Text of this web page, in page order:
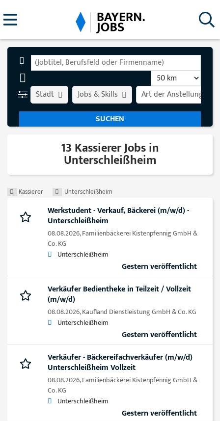
Stadt Art der Anstellung
Jobs & Skills
13 Kassierer Jobs in
Unterschleißheim
Kassierer Unterschleißheim
Werkstudent - Verkauf, Bäckerei (m/w/d) -
Unterschleißheim
08.08.2026,Familienbäckerei Kistenpfennig GmbH &
Co. KG
Unterschleißheim
Gestern veröffentlicht
Verkäufer Bedientheke in Teilzeit / Vollzeit
(m/w/d)
08.08.2026,Kaufland Dienstleistung GmbH & Co. KG
Unterschleißheim
Gestern veröffentlicht
Verkäufer - Bäckereifachverkäufer (m/w/d)
Unterschleißheim Vollzeit
08.08.2026,Familienbäckerei Kistenpfennig GmbH &
Co. KG
Unterschleißheim
Gestern veröffentlicht